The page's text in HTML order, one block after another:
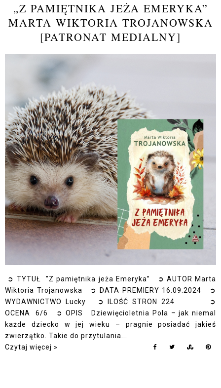
„Z PAMIĘTNIKA JEŻA EMERYKA”
MARTA WIKTORIA TROJANOWSKA
[PATRONAT MEDIALNY]
➲ TYTUŁ "Z pamiętnika jeża Emeryka” ➲ AUTOR Marta
Wiktoria Trojanowska ➲ DATA PREMIERY 16.09.2024 ➲
WYDAWNICTWO Lucky ➲ ILOŚĆ STRON 224 ➲
OCENA 6/6 ➲ OPIS Dziewięcioletnia Pola – jak niemal
każde dziecko w jej wieku – pragnie posiadać jakieś
zwierzątko. Takie do przytulania...
Czytaj więcej »